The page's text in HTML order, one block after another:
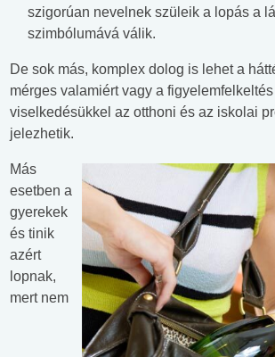
szigorúan nevelnek szüleik a lopás a
szimbólumává válik.
De sok más, komplex dolog is lehet a
mérges valamiért vagy a
viselkedésükkel az otthoni és az iskolai
jelezhetik.
Más
esetben a
gyerekek
és tinik
azért
lopnak,
mert nem